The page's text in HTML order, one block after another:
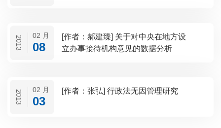
2013 02 月
08
[作者：郝建臻] 关于对中央在地方设
立办事接待机构意见的数据分析
2013 02 月
03
[作者：张弘] 行政法无因管理研究